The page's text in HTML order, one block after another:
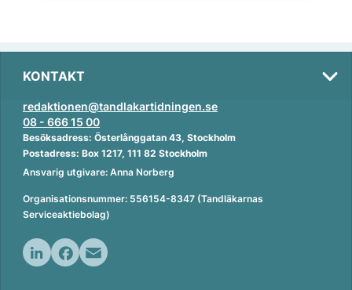
KONTAKT
redaktionen@tandlakartidningen.se
08 - 666 15 00
Besöksadress: Österlånggatan 43, Stockholm
Postadress: Box 1217, 111 82 Stockholm
Ansvarig utgivare: Anna Norberg
Organisationsnummer: 556154-8347 (Tandläkarnas
Serviceaktiebolag)